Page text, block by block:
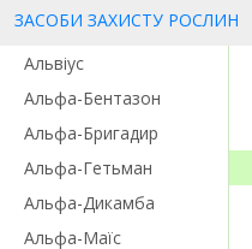
ЗАСОБИ ЗАХИСТУ РОСЛИН
Альвіус
Альфа-Бентазон
Альфа-Бригадир
Альфа-Гетьман
Альфа-Дикамба
Альфа-Маїс